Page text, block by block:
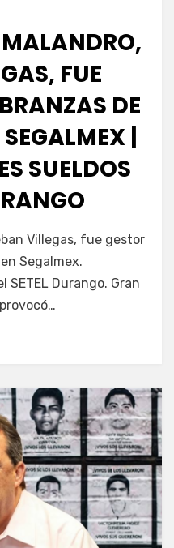
FUE
DE
|
SUELDOS
Villegas, fue gestor
Segalmex.
SETEL Durango. Gran